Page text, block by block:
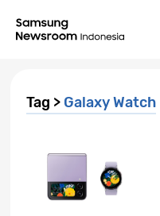
Tag > Galaxy Watch